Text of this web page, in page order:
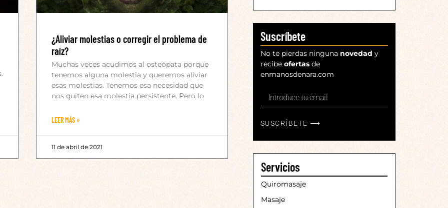
¿Aliviar molestias o corregir el problema de
raíz?
Muchas veces acudimos al osteópata porque
tenemos alguna molestia y queremos aliviar
esas molestias. Tenemos esa necesidad que
nos quiten esa molestia persistente. Pero lo
LEER MÁS »
11 de abril de 2021
Suscríbete
No te pierdas ninguna novedad y
recibe ofertasde
enmanosdenara.com
SUSCRÍBETE ⟶
Servicios
Quiromasaje
Masaje